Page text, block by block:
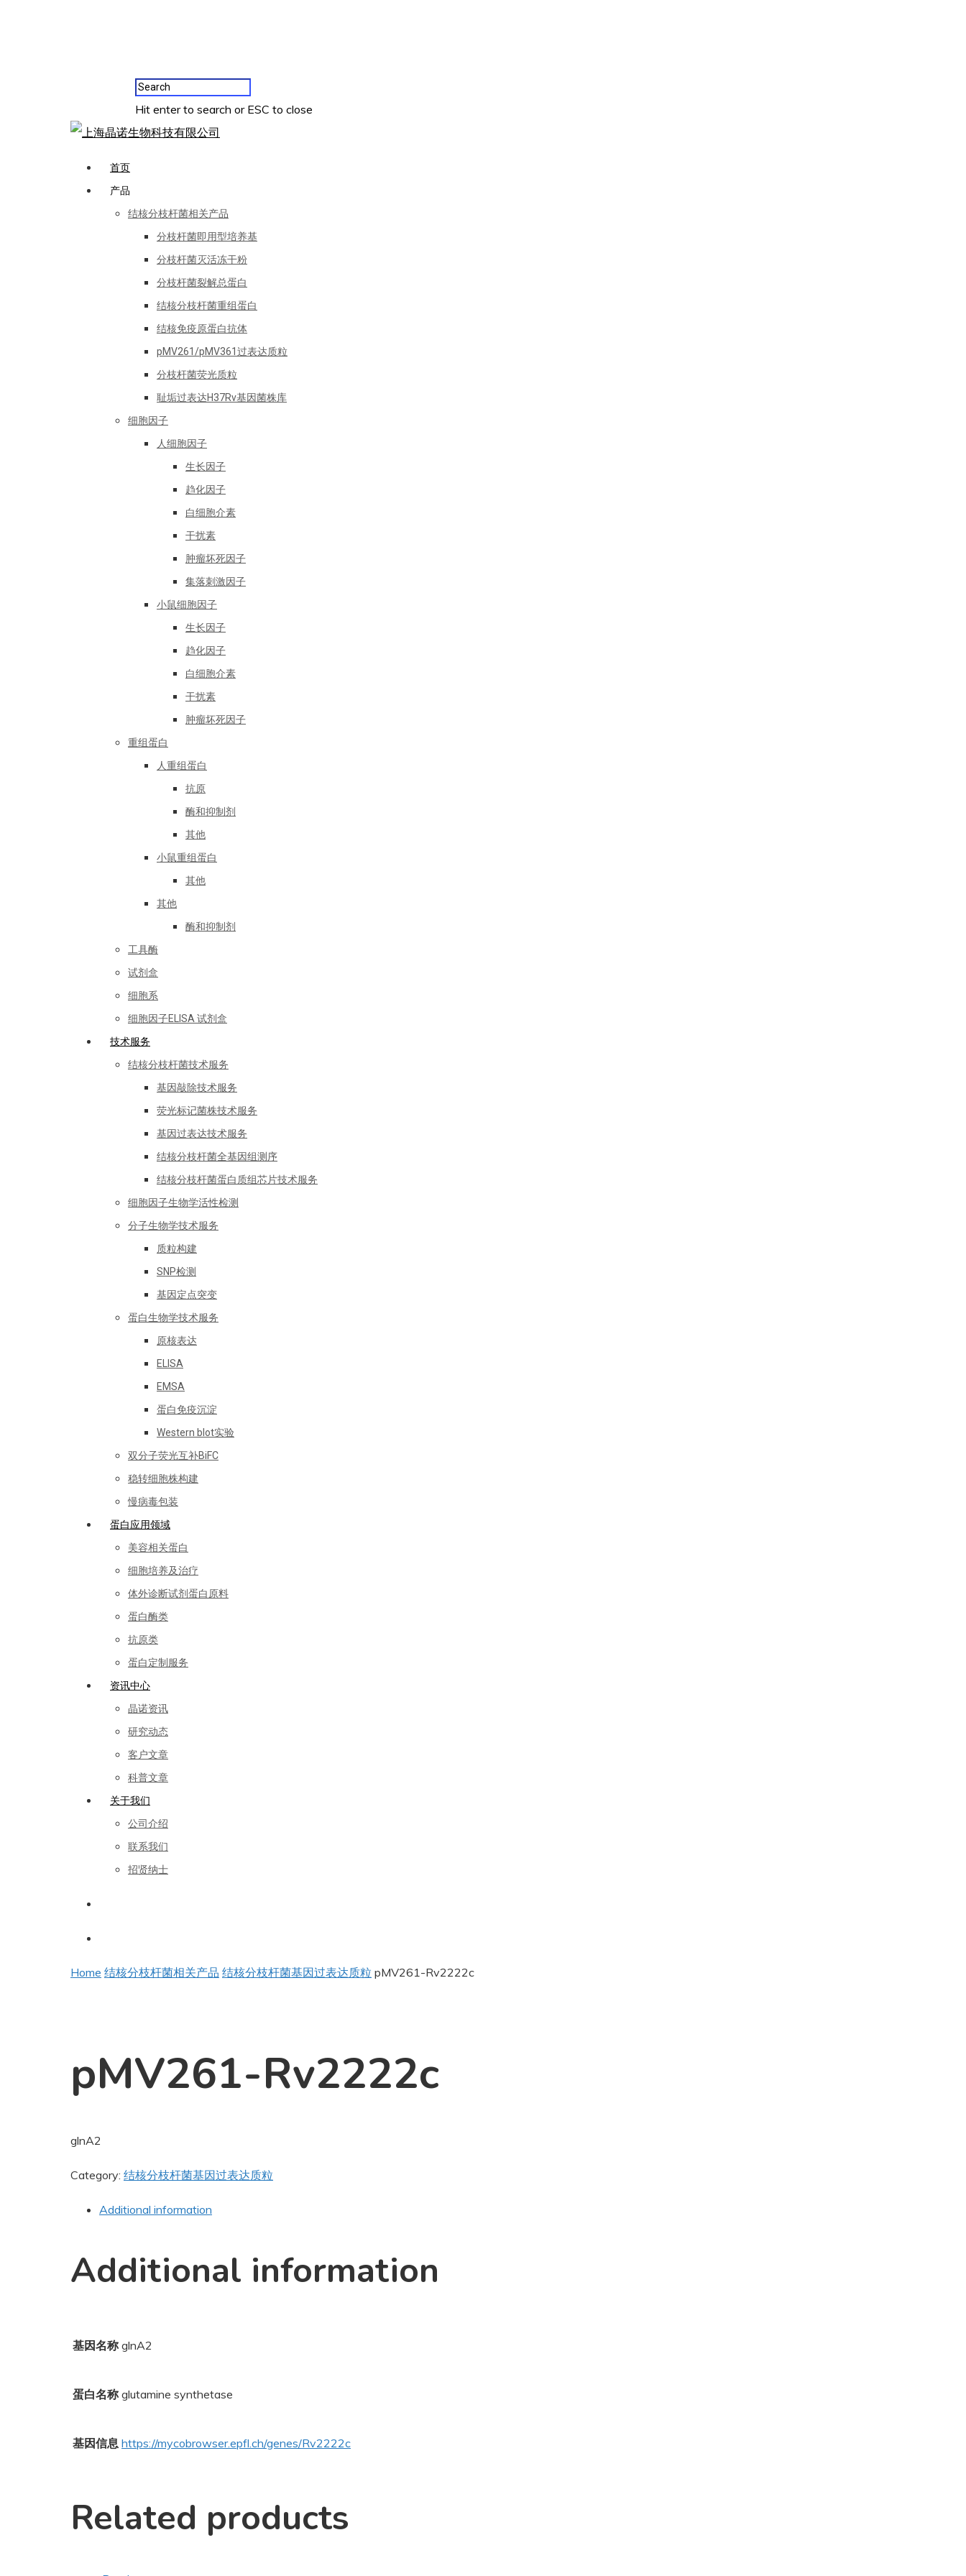
Hit enter to search or ESC to close
首页
产品
结核分枝杆菌相关产品
分枝杆菌即用型培养基
分枝杆菌灭活冻干粉
分枝杆菌裂解总蛋白
结核分枝杆菌重组蛋白
结核免疫原蛋白抗体
pMV261/pMV361过表达质粒
分枝杆菌荧光质粒
耻垢过表达H37Rv基因菌株库
细胞因子
人细胞因子
生长因子
趋化因子
白细胞介素
干扰素
肿瘤坏死因子
集落刺激因子
小鼠细胞因子
生长因子
趋化因子
白细胞介素
干扰素
肿瘤坏死因子
重组蛋白
人重组蛋白
抗原
酶和抑制剂
其他
小鼠重组蛋白
其他
其他
酶和抑制剂
工具酶
试剂盒
细胞系
细胞因子ELISA 试剂盒
技术服务
结核分枝杆菌技术服务
基因敲除技术服务
荧光标记菌株技术服务
基因过表达技术服务
结核分枝杆菌全基因组测序
结核分枝杆菌蛋白质组芯片技术服务
细胞因子生物学活性检测
分子生物学技术服务
质粒构建
SNP检测
基因定点突变
蛋白生物学技术服务
原核表达
ELISA
EMSA
蛋白免疫沉淀
Western blot实验
双分子荧光互补BiFC
稳转细胞株构建
慢病毒包装
蛋白应用领域
美容相关蛋白
细胞培养及治疗
体外诊断试剂蛋白原料
蛋白酶类
抗原类
蛋白定制服务
资讯中心
晶诺资讯
研究动态
客户文章
科普文章
关于我们
公司介绍
联系我们
招贤纳士
Home 结核分枝杆菌相关产品 结核分枝杆菌基因过表达质粒 pMV261-Rv2222c
pMV261-Rv2222c
glnA2
Category: 结核分枝杆菌基因过表达质粒
Additional information
Additional information
基因名称 glnA2
蛋白名称 glutamine synthetase
基因信息 https://mycobrowser.epfl.ch/genes/Rv2222c
Related products